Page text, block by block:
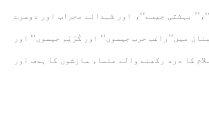
بہشتی جیسے‘‘، اور شہدائے محراب اور دوسرے
میں’’راغب حرب جیسوں‘‘ اور کُرَیّم جیسوں‘‘ اور
کا درد رکھنے والے علماء سازشوں کا ہدف اور